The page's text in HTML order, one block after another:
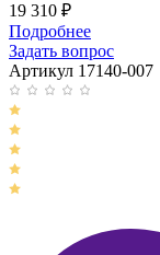
19 310 ₽
Подробнее
Задать вопрос
Артикул 17140-007